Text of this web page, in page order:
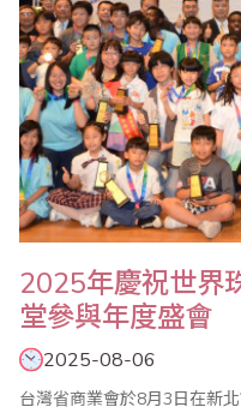
2025年慶祝世界
堂參與年度盛會
2025-08-06
台灣省商業會於8月3日在新